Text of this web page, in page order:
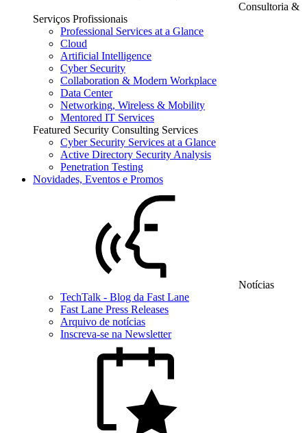
Consultoria &
Serviços Profissionais
Professional Services at a Glance
Cloud
Artificial Intelligence
Cyber Security
Collaboration & Modern Workplace
Data Center
Networking, Wireless & Mobility
Mentored IT Services
Featured Security Consulting Services
Cyber Security Services at a Glance
Active Directory Security Analysis
Penetration Testing
Novidades, Eventos e Promos
Notícias
TechTalk - Blog da Fast Lane
Fast Lane Press Releases
Arquivo de notícias
Inscreva-se na Newsletter